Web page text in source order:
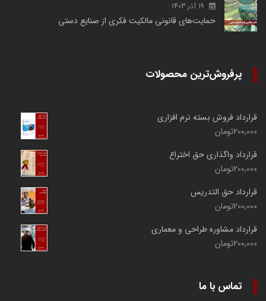
19 آذر 1403
حمایت‌های قانونی مالکیت فکری از صنایع دستی
پرفروش‌ترین محصولات
قرارداد فروش بسته نرم افزاری
200,000تومان
قرارداد واگذاری حق اختراع
200,000تومان
قرارداد حق التدریس
200,000تومان
قرارداد مشاوره طراحی و معماری
200,000تومان
تماس با ما